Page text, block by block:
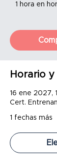
1 hora en
Horario
16 ene 2027,
Cert.
1 fechas más